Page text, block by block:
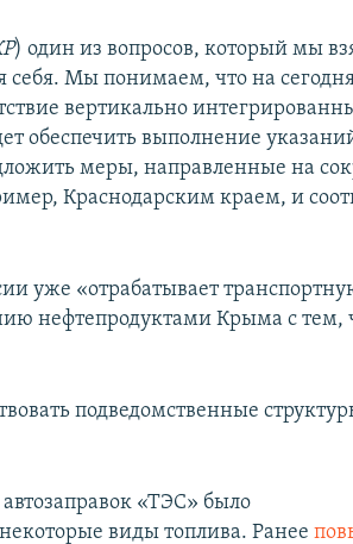
) один из вопросов, который мы
себя. Мы понимаем, что на
вертикально
обеспечить выполнение
меры, направленные на
Краснодарским краем, и
уже «отрабатывает
нефтепродуктами Крыма с тем,
подведомственные
«ТЭС» было
виды топлива. Ранее